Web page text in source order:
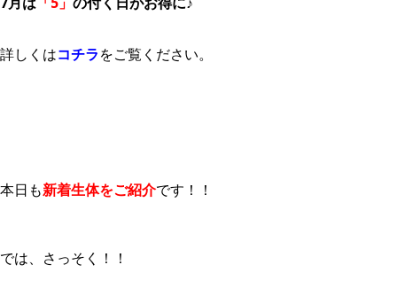
詳しくはコチラをご覧ください。
本日も新着生体をご紹介です！！
では、さっそく！！